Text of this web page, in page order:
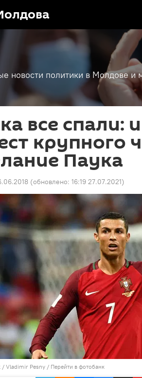
новости политики в Молдове и
все спали:
крупного
Паука
(обновлено: 16:19 27.07.2021)
Vladimir Pesny / Перейти в фотобанк